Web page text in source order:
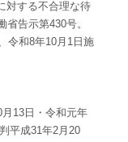
対する不合理な待
告示第430号。
令和8年10月1日施
13日・令和元年
平成31年2月20